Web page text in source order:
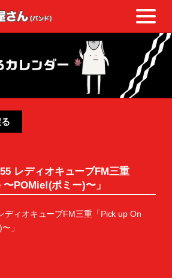
レディオキューブFM三重
POMie!(ポミー)〜」
ディオキューブFM三重「Pick up On
」